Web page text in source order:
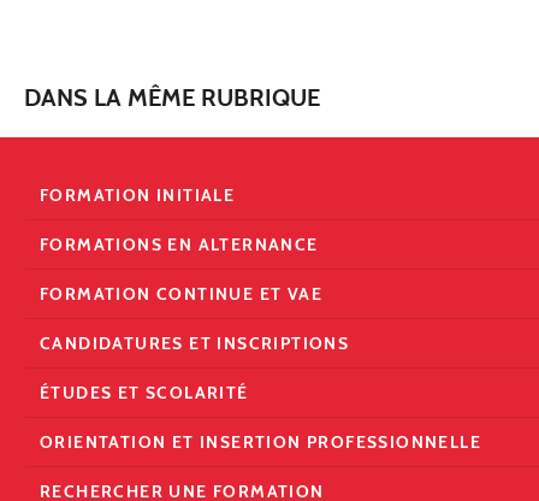
DANS LA MÊME RUBRIQUE
FORMATION INITIALE
FORMATIONS EN ALTERNANCE
FORMATION CONTINUE ET VAE
CANDIDATURES ET INSCRIPTIONS
ÉTUDES ET SCOLARITÉ
ORIENTATION ET INSERTION PROFESSIONNELLE
RECHERCHER UNE FORMATION